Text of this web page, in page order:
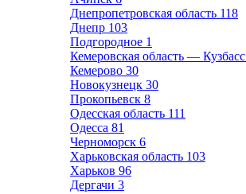
Днепропетровская область 118
Днепр 103
Подгородное 1
Кемеровская область — Кузбасс
Кемерово 30
Новокузнецк 30
Прокопьевск 8
Одесская область 111
Одесса 81
Черноморск 6
Харьковская область 103
Харьков 96
Дергачи 3